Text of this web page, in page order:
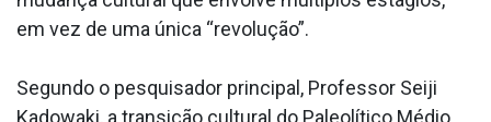
em vez de uma única “revolução”.
Segundo o pesquisador principal, Professor Seiji
Kadowaki, a transição cultural do Paleolítico Médio